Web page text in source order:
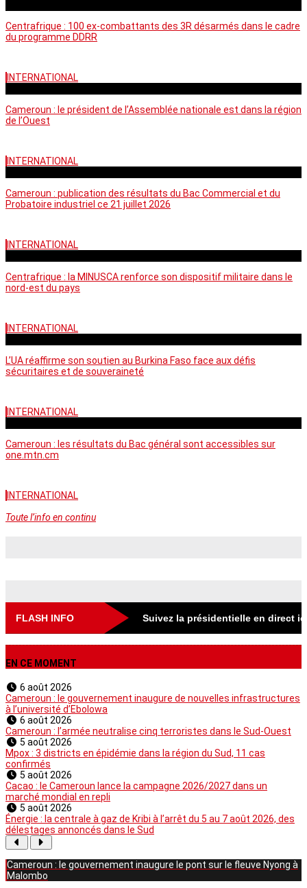
Centrafrique : 100 ex-combattants des 3R désarmés dans le cadre
du programme DDRR
INTERNATIONAL
Cameroun : le président de l’Assemblée nationale est dans la région
de l’Ouest
INTERNATIONAL
Cameroun : publication des résultats du Bac Commercial et du
Probatoire industriel ce 21 juillet 2026
INTERNATIONAL
Centrafrique : la MINUSCA renforce son dispositif militaire dans le
nord-est du pays
INTERNATIONAL
L’UA réaffirme son soutien au Burkina Faso face aux défis
sécuritaires et de souveraineté
INTERNATIONAL
Cameroun : les résultats du Bac général sont accessibles sur
one.mtn.cm
INTERNATIONAL
Toute l’info en continu
FLASH INFO Suivez la présidentielle en direct
EN CE MOMENT
6 août 2026
Cameroun : le gouvernement inaugure de nouvelles infrastructures
à l’université d’Ebolowa
6 août 2026
Cameroun : l’armée neutralise cinq terroristes dans le Sud-Ouest
5 août 2026
Mpox : 3 districts en épidémie dans la région du Sud, 11 cas
confirmés
5 août 2026
Cacao : le Cameroun lance la campagne 2026/2027 dans un
marché mondial en repli
5 août 2026
Énergie : la centrale à gaz de Kribi à l’arrêt du 5 au 7 août 2026, des
délestages annoncés dans le Sud
Cameroun : le gouvernement inaugure le pont sur le fleuve Nyong à
Malombo